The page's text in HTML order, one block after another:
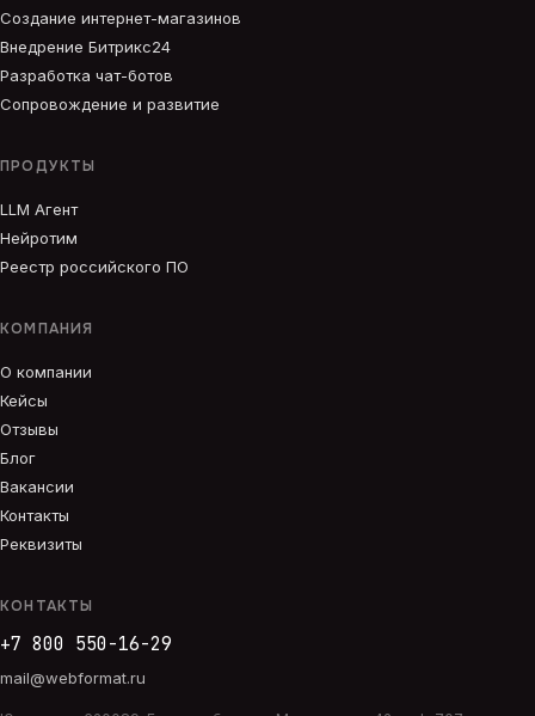
Создание интернет-магазинов
Внедрение Битрикс24
Разработка чат-ботов
Сопровождение и развитие
ПРОДУКТЫ
LLM Агент
Нейротим
Реестр российского ПО
КОМПАНИЯ
О компании
Кейсы
Отзывы
Блог
Вакансии
Контакты
Реквизиты
КОНТАКТЫ
+7 800 550-16-29
mail@webformat.ru